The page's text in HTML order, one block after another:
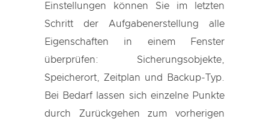
Einstellungen können Sie im letzten
Schritt der Aufgabenerstellung alle
Eigenschaften in einem Fenster
überprüfen: Sicherungsobjekte,
Speicherort, Zeitplan und Backup-Typ.
Bei Bedarf lassen sich einzelne Punkte
durch Zurückgehen zum vorherigen